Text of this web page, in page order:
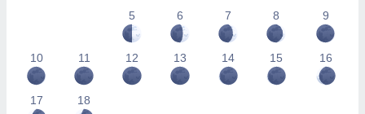
5
6 7 8 9
10 11 12 13 14 15 16
17 18